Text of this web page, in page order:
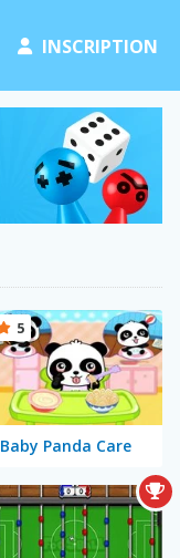
INSCRIPTION
Baby Panda Care
5